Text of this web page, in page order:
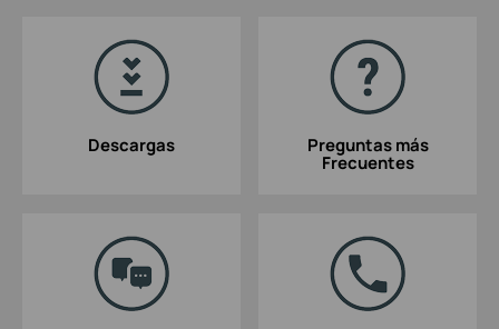
Descargas Preguntas más
Frecuentes